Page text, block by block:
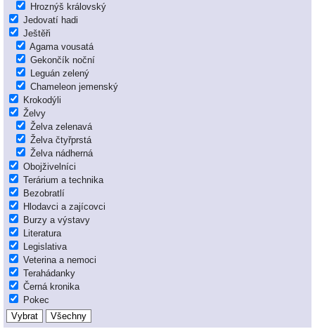
Hroznýš královský
Jedovatí hadi
Ještěři
Agama vousatá
Gekončík noční
Leguán zelený
Chameleon jemenský
Krokodýli
Želvy
Želva zelenavá
Želva čtyřprstá
Želva nádherná
Obojživelníci
Terárium a technika
Bezobratlí
Hlodavci a zajícovci
Burzy a výstavy
Literatura
Legislativa
Veterina a nemoci
Terahádanky
Černá kronika
Pokec